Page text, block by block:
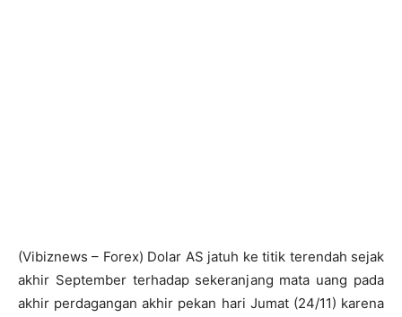
(Vibiznews – Forex) Dolar AS jatuh ke titik terendah sejak
akhir September terhadap sekeranjang mata uang pada
akhir perdagangan akhir pekan hari Jumat (24/11) karena